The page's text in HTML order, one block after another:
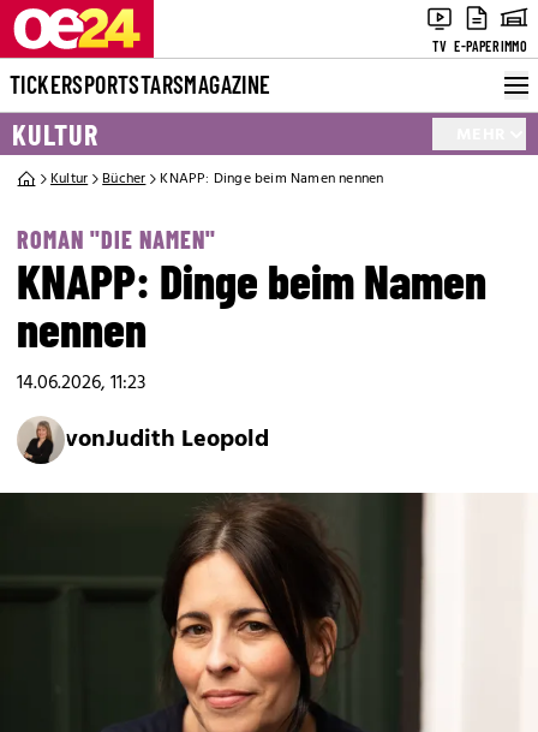
TV E-PAPERIMMO
TICKERSPORTSTARSMAGAZINE
KULTUR
Kultur Bücher KNAPP: Dinge beim Namen nennen
ROMAN "DIE NAMEN"
KNAPP: Dinge beim Namen
nennen
14.06.2026, 11:23
vonJudith Leopold